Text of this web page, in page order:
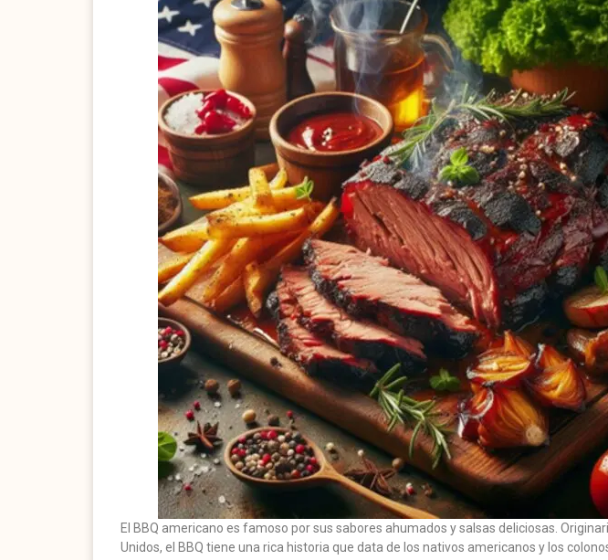
El BBQ americano es famoso por sus sabores ahumados y salsas deliciosas.
Unidos, el BBQ tiene una rica historia que data de los nativos americanos y los